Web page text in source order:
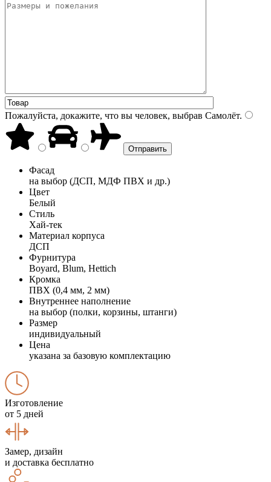
Пожалуйста, докажите, что вы человек, выбрав Самолёт.
Фасад
на выбор (ДСП, МДФ ПВХ и др.)
Цвет
Белый
Стиль
Хай-тек
Материал корпуса
ДСП
Фурнитура
Boyard, Blum, Hettich
Кромка
ПВХ (0,4 мм, 2 мм)
Внутреннее наполнение
на выбор (полки, корзины, штанги)
Размер
индивидуальный
Цена
указана за базовую комплектацию
Изготовление
от 5 дней
Замер, дизайн
и доставка бесплатно